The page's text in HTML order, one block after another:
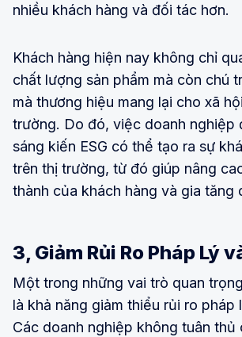
nhiều khách hàng và đối tác hơn.
Khách hàng hiện nay không chỉ
chất lượng sản phẩm mà còn chú
mà thương hiệu mang lại cho xã
trường. Do đó, việc doanh nghiệp
sáng kiến ESG có thể tạo ra sự
trên thị trường, từ đó giúp nâng
thành của khách hàng và gia tăng
3, Giảm Rủi Ro Pháp Lý
Một trong những vai trò quan
là khả năng giảm thiểu rủi ro pháp
Các doanh nghiệp không tuân thủ